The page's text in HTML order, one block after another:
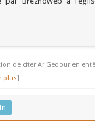
de citer Ar Gedour en
plus]